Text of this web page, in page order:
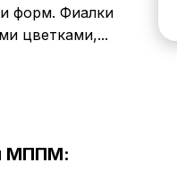
форм. Фиалки
цветками,...
МППМ: